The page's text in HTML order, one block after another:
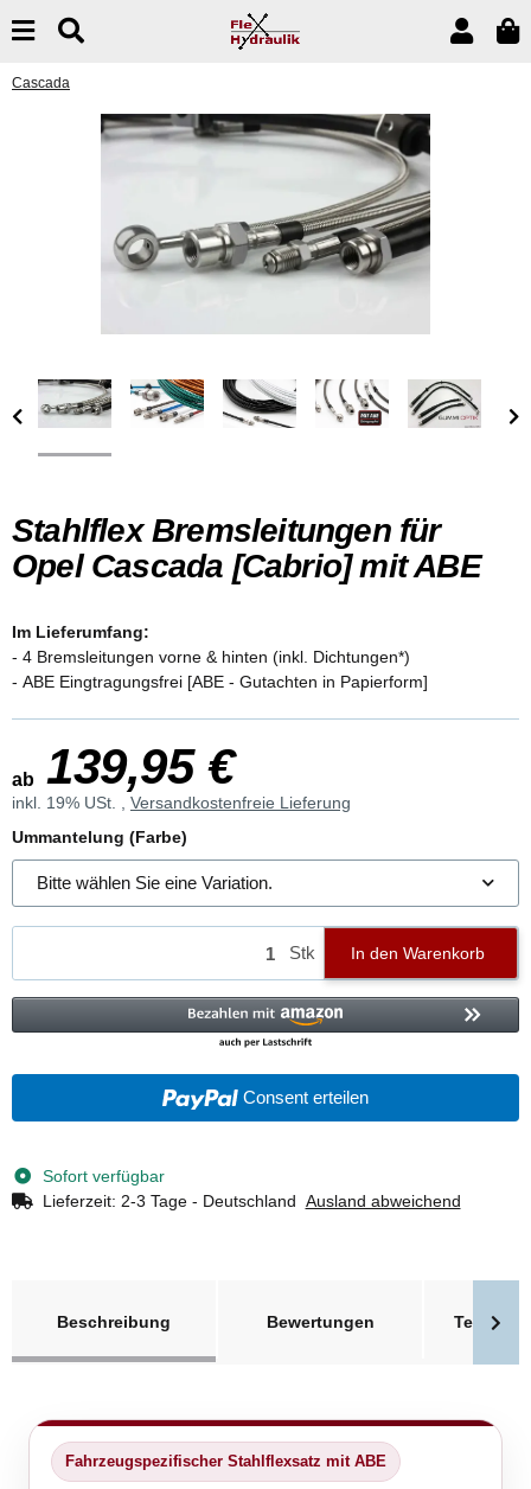
Cascada
Stahlflex Bremsleitungen für
Opel Cascada [Cabrio] mit ABE
Im Lieferumfang:
- 4 Bremsleitungen vorne & hinten (inkl. Dichtungen*)
- ABE Eingtragungsfrei [ABE - Gutachten in Papierform]
ab 139,95 €
inkl. 19% USt. , Versandkostenfreie Lieferung
Ummantelung (Farbe)
Bitte wählen Sie eine Variation.
Stk In den Warenkorb
Consent erteilen
Sofort verfügbar
Lieferzeit: 2-3 Tage - Deutschland Ausland abweichend
Beschreibung
Bewertungen
Fahrzeugspezifischer Stahlflexsatz mit ABE